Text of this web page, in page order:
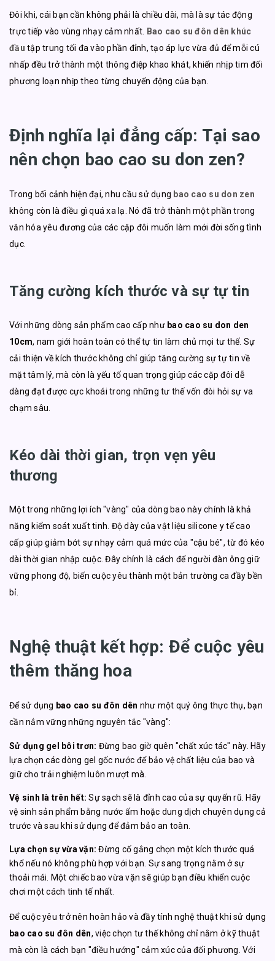
Đôi khi, cái bạn cần không phải là chiều dài, mà là sự tác động
trực tiếp vào vùng nhạy cảm nhất.
Bao cao su đôn dên khúc
đầu tập trung tối đa vào phần đỉnh, tạo áp lực vừa đủ để mỗi cú
nhấp đều trở thành một thông điệp khao khát, khiến nhịp tim đối
phương loạn nhịp theo từng chuyển động của bạn.
Định nghĩa lại đẳng cấp: Tại sao
nên chọn bao cao su don zen?
Trong bối cảnh hiện đại, nhu cầu sử dụng bao cao su don zen
không còn là điều gì quá xa lạ. Nó đã trở thành một phần trong
văn hóa yêu đương của các cặp đôi muốn làm mới đời sống tình
dục.
Tăng cường kích thước và sự tự tin
Với những dòng sản phẩm cao cấp như bao cao su don den
10cm, nam giới hoàn toàn có thể tự tin làm chủ mọi tư thế. Sự
cải thiện về kích thước không chỉ giúp tăng cường sự tự tin về
mặt tâm lý, mà còn là yếu tố quan trọng giúp các cặp đôi dễ
dàng đạt được cực khoái trong những tư thế vốn đòi hỏi sự va
chạm sâu.
Kéo dài thời gian, trọn vẹn yêu
thương
Một trong những lợi ích "vàng" của dòng bao này chính là khả
năng kiểm soát xuất tinh. Độ dày của vật liệu silicone y tế cao
cấp giúp giảm bớt sự nhạy cảm quá mức của "cậu bé", từ đó kéo
dài thời gian nhập cuộc. Đây chính là cách để người đàn ông giữ
vững phong độ, biến cuộc yêu thành một bản trường ca đầy bền
bỉ.
Nghệ thuật kết hợp: Để cuộc yêu
thêm thăng hoa
Để sử dụng bao cao su đôn dên như một quý ông thực thụ, bạn
cần nắm vững những nguyên tắc "vàng":
Sử dụng gel bôi trơn: Đừng bao giờ quên "chất xúc tác" này. Hãy
lựa chọn các dòng gel gốc nước để bảo vệ chất liệu của bao và
giữ cho trải nghiệm luôn mượt mà.
Vệ sinh là trên hết: Sự sạch sẽ là đỉnh cao của sự quyến rũ. Hãy
vệ sinh sản phẩm bằng nước ấm hoặc dung dịch chuyên dụng cả
trước và sau khi sử dụng để đảm bảo an toàn.
Lựa chọn sự vừa vặn: Đừng cố gắng chọn một kích thước quá
khổ nếu nó không phù hợp với bạn. Sự sang trọng nằm ở sự
thoải mái. Một chiếc bao vừa vặn sẽ giúp bạn điều khiển cuộc
chơi một cách tinh tế nhất.
Để cuộc yêu trở nên hoàn hảo và đầy tính nghệ thuật khi sử dụng
bao cao su đôn dên, việc chọn tư thế không chỉ nằm ở kỹ thuật
mà còn là cách bạn "điều hướng" cảm xúc của đối phương. Với